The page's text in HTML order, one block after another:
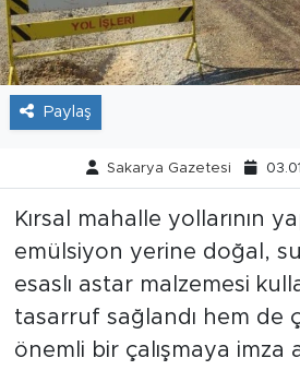
Paylaş
Sakarya Gazetesi
Kırsal mahalle yollarının
emülsiyon yerine doğal,
esaslı astar malzemesi
tasarruf sağlandı hem de
önemli bir çalışmaya imza
Resmi İlanlar
Söyleşi
Foto Şaka
Teknoloji
Politika